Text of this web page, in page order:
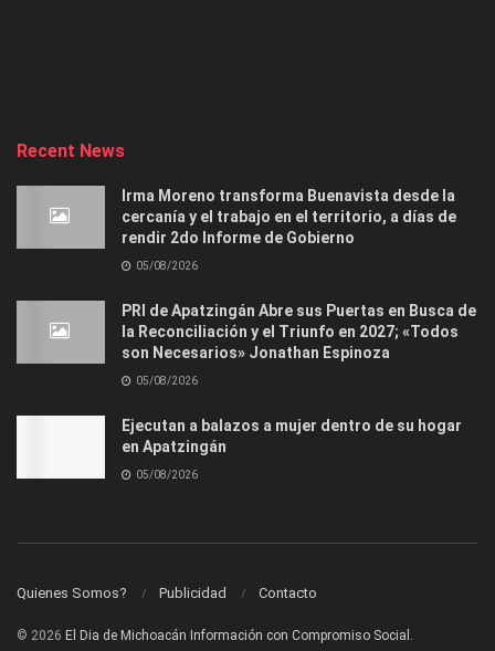
Recent News
Irma Moreno transforma Buenavista desde la
cercanía y el trabajo en el territorio, a días de
rendir 2do Informe de Gobierno
05/08/2026
PRI de Apatzingán Abre sus Puertas en Busca de
la Reconciliación y el Triunfo en 2027; «Todos
son Necesarios» Jonathan Espinoza
05/08/2026
Ejecutan a balazos a mujer dentro de su hogar
en Apatzingán
05/08/2026
Quienes Somos? Publicidad Contacto
© 2026 El Dia de Michoacán Información con Compromiso Social.